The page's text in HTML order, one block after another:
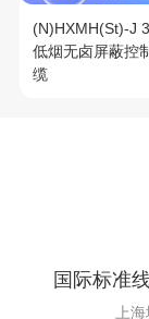
(N)HXMH(St)-J
低烟无卤屏蔽控
缆
国际标准
上海